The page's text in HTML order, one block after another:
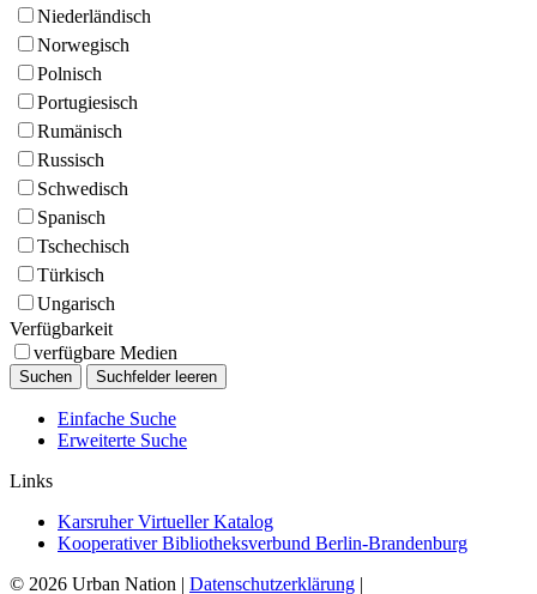
Niederländisch
Norwegisch
Polnisch
Portugiesisch
Rumänisch
Russisch
Schwedisch
Spanisch
Tschechisch
Türkisch
Ungarisch
Verfügbarkeit
verfügbare Medien
Einfache Suche
Erweiterte Suche
Links
Karsruher Virtueller Katalog
Kooperativer Bibliotheksverbund Berlin-Brandenburg
© 2026 Urban Nation | Datenschutzerklärung |